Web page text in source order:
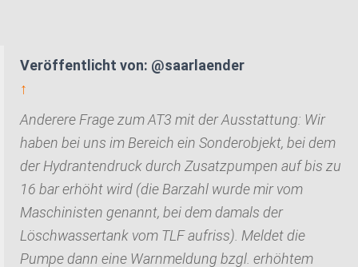
Veröffentlicht von: @saarlaender
↑
Anderere Frage zum AT3 mit der Ausstattung: Wir
haben bei uns im Bereich ein Sonderobjekt, bei dem
der Hydrantendruck durch Zusatzpumpen auf bis zu
16 bar erhöht wird (die Barzahl wurde mir vom
Maschinisten genannt, bei dem damals der
Löschwassertank vom TLF aufriss). Meldet die
Pumpe dann eine Warnmeldung bzgl. erhöhtem